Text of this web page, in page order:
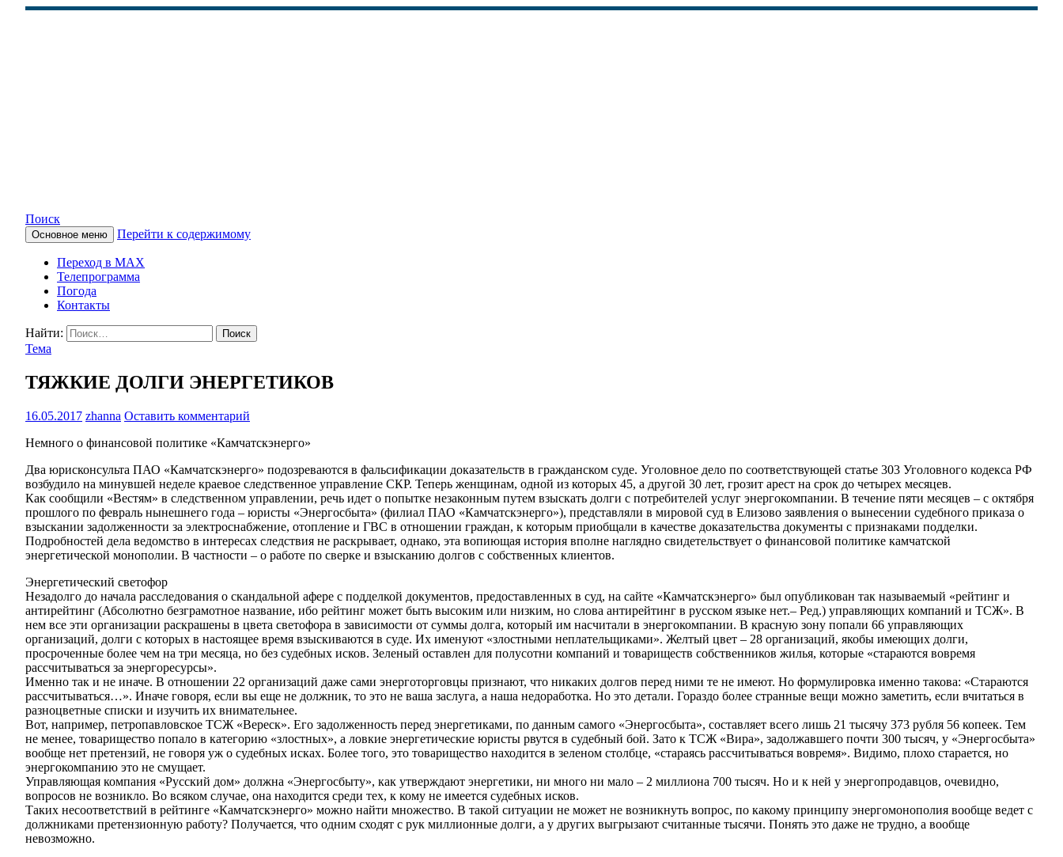
КАМЧАТСКОЕ ИНФОРМАЦИОННОЕ АГЕНТСТВО (КИА «ВЕСТИ»)
Поиск
Основное меню Перейти к содержимому
Переход в MAX
Телепрограмма
Погода
Контакты
Найти:
Тема
ТЯЖКИЕ ДОЛГИ ЭНЕРГЕТИКОВ
16.05.2017 zhanna Оставить комментарий
Немного о финансовой политике «Камчатскэнерго»
Два юрисконсульта ПАО «Камчатскэнерго» подозреваются в фальсификации доказательств в гражданском суде. Уголовное дело по соответствующей статье 303 Уголовного кодекса РФ
возбудило на минувшей неделе краевое следственное управление СКР. Теперь женщинам, одной из которых 45, а другой 30 лет, грозит арест на срок до четырех месяцев.
Как сообщили «Вестям» в следственном управлении, речь идет о попытке незаконным путем взыскать долги с потребителей услуг энергокомпании. В течение пяти месяцев – с октября
прошлого по февраль нынешнего года – юристы «Энергосбыта» (филиал ПАО «Камчатскэнерго»), представляли в мировой суд в Елизово заявления о вынесении судебного приказа о
взыскании задолженности за электроснабжение, отопление и ГВС в отношении граждан, к которым приобщали в качестве доказательства документы с признаками подделки.
Подробностей дела ведомство в интересах следствия не раскрывает, однако, эта вопиющая история вполне наглядно свидетельствует о финансовой политике камчатской
энергетической монополии. В частности – о работе по сверке и взысканию долгов с собственных клиентов.
Энергетический светофор
Незадолго до начала расследования о скандальной афере с подделкой документов, предоставленных в суд, на сайте «Камчатскэнерго» был опубликован так называемый «рейтинг и
антирейтинг (Абсолютно безграмотное название, ибо рейтинг может быть высоким или низким, но слова антирейтинг в русском языке нет.– Ред.) управляющих компаний и ТСЖ». В
нем все эти организации раскрашены в цвета светофора в зависимости от суммы долга, который им насчитали в энергокомпании. В красную зону попали 66 управляющих
организаций, долги с которых в настоящее время взыскиваются в суде. Их именуют «злостными неплательщиками». Желтый цвет – 28 организаций, якобы имеющих долги,
просроченные более чем на три месяца, но без судебных исков. Зеленый оставлен для полусотни компаний и товариществ собственников жилья, которые «стараются вовремя
рассчитываться за энергоресурсы».
Именно так и не иначе. В отношении 22 организаций даже сами энерготорговцы признают, что никаких долгов перед ними те не имеют. Но формулировка именно такова: «Стараются
рассчитываться…». Иначе говоря, если вы еще не должник, то это не ваша заслуга, а наша недоработка. Но это детали. Гораздо более странные вещи можно заметить, если вчитаться в
разноцветные списки и изучить их внимательнее.
Вот, например, петропавловское ТСЖ «Вереск». Его задолженность перед энергетиками, по данным самого «Энергосбыта», составляет всего лишь 21 тысячу 373 рубля 56 копеек. Тем
не менее, товарищество попало в категорию «злостных», а ловкие энергетические юристы рвутся в судебный бой. Зато к ТСЖ «Вира», задолжавшего почти 300 тысяч, у «Энергосбыта»
вообще нет претензий, не говоря уж о судебных исках. Более того, это товарищество находится в зеленом столбце, «стараясь рассчитываться вовремя». Видимо, плохо старается, но
энергокомпанию это не смущает.
Управляющая компания «Русский дом» должна «Энергосбыту», как утверждают энергетики, ни много ни мало – 2 миллиона 700 тысяч. Но и к ней у энергопродавцов, очевидно,
вопросов не возникло. Во всяком случае, она находится среди тех, к кому не имеется судебных исков.
Таких несоответствий в рейтинге «Камчатскэнерго» можно найти множество. В такой ситуации не может не возникнуть вопрос, по какому принципу энергомонополия вообще ведет с
должниками претензионную работу? Получается, что одним сходят с рук миллионные долги, а у других выгрызают считанные тысячи. Понять это даже не трудно, а вообще
невозможно.